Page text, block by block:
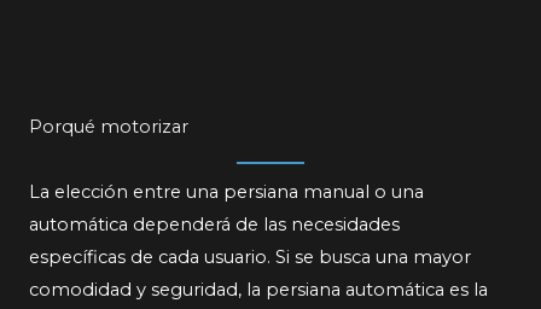
Porqué motorizar
La elección entre una persiana manual o una
automática dependerá de las necesidades
específicas de cada usuario. Si se busca una mayor
comodidad y seguridad, la persiana automática es la